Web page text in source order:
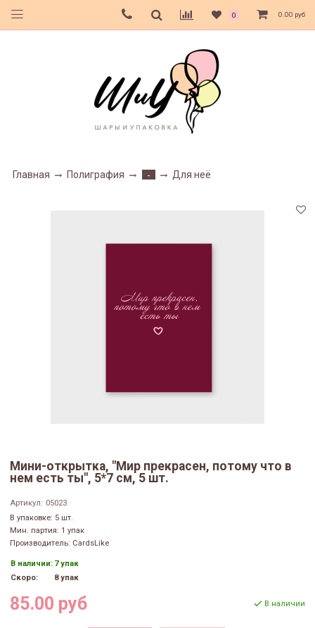
0 0.00 руб
Главная Полиграфия - Для неё
Мини-открытка, "Мир прекрасен, потому что в
нем есть ты", 5*7 см, 5 шт.
Артикул: 05023
В упаковке: 5 шт.
Мин. партия: 1 упак
Производитель: CardsLike
В наличии: 7 упак
Скоро:
8 упак
85.00 руб В наличии